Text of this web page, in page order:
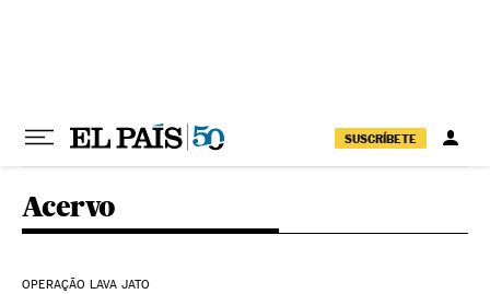
SUSCRÍBETE
Acervo
OPERAÇÃO LAVA JATO